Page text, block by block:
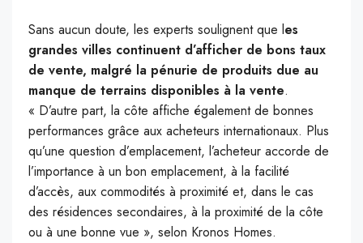
Sans aucun doute, les experts soulignent que les
grandes villes continuent d’afficher de bons taux
de vente, malgré la pénurie de produits due au
manque de terrains disponibles à la vente.
« D’autre part, la côte affiche également de bonnes
performances grâce aux acheteurs internationaux. Plus
qu’une question d’emplacement, l’acheteur accorde de
l’importance à un bon emplacement, à la facilité
d’accès, aux commodités à proximité et, dans le cas
des résidences secondaires, à la proximité de la côte
ou à une bonne vue », selon Kronos Homes.